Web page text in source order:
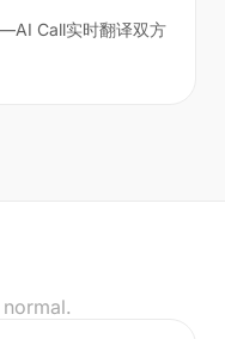
Call实时翻译双方